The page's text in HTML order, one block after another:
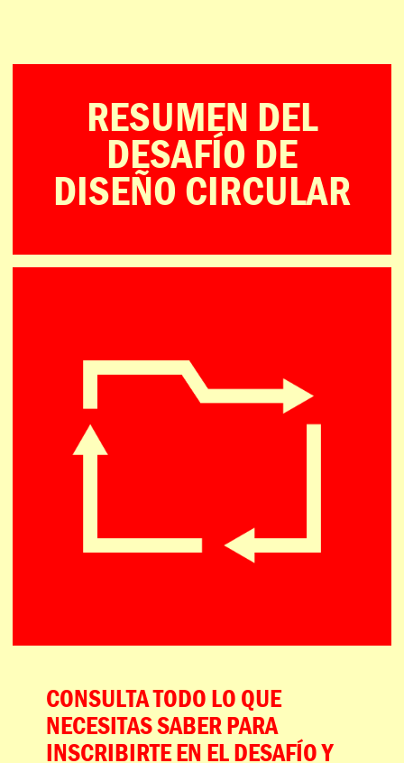
RESUMEN DEL
DESAFÍO DE
DISEÑO CIRCULAR
CONSULTA TODO LO QUE
NECESITAS SABER PARA
INSCRIBIRTE EN EL DESAFÍO Y